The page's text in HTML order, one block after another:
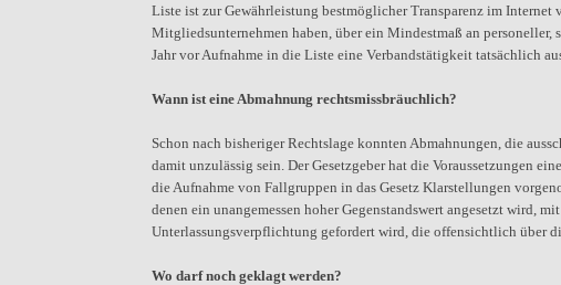
Liste ist zur Gewährleistung bestmöglicher Transparenz im Internet
Mitgliedsunternehmen haben, über ein Mindestmaß an
Jahr vor Aufnahme in die Liste eine Verbandstätigkeit tatsächlich
Wann ist eine Abmahnung rechtsmissbräuchlich?
Schon nach bisheriger Rechtslage konnten Abmahnungen, die
damit unzulässig sein. Der Gesetzgeber hat die Voraussetzungen
die Aufnahme von Fallgruppen in das Gesetz Klarstellungen
denen ein unangemessen hoher Gegenstandswert angesetzt wird,
Unterlassungsverpflichtung gefordert wird, die offensichtlich über
Wo darf noch geklagt werden?